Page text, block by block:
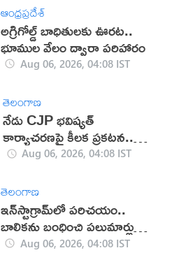
ఆంధ్రప్రదేశ్
అగ్రిగోల్డ్ బాధితులకు ఊరట..
భూముల వేలం ద్వారా పరిహారం
Aug 06, 2026, 04:08 IST
తెలంగాణ
నేడు CJP భవిష్యత్
కార్యాచరణపై కీలక ప్రకటన..
దేశవ్యాప్తంగా తీవ్ర ఉత్కంఠ
Aug 06, 2026, 04:08 IST
తెలంగాణ
ఇన్‌స్టాగ్రామ్‌లో పరిచయం..
బాలికను బంధించి పలుమార్లు
లైంగిక దాడి
Aug 06, 2026, 04:08 IST